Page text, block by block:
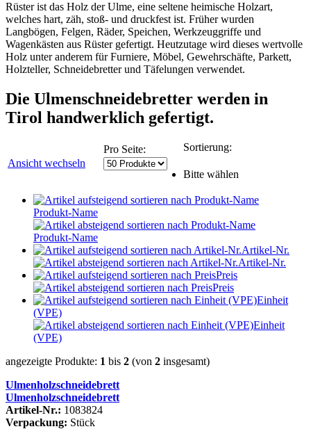
Rüster ist das Holz der Ulme, eine seltene heimische Holzart,
welches hart, zäh, stoß- und druckfest ist. Früher wurden
Langbögen, Felgen, Räder, Speichen, Werkzeuggriffe und
Wagenkästen aus Rüster gefertigt. Heutzutage wird dieses wertvolle
Holz unter anderem für Furniere, Möbel, Gewehrschäfte, Parkett,
Holzteller, Schneidebretter und Täfelungen verwendet.
Die Ulmenschneidebretter werden in
Tirol handwerklich gefertigt.
Ansicht wechseln
Pro Seite: Sortierung:
Bitte wählen
Produkt-Name
Produkt-Name
Artikel-Nr.
Artikel-Nr.
Preis
Preis
Einheit
(VPE)
Einheit
(VPE)
angezeigte Produkte: 1 bis 2 (von 2 insgesamt)
Ulmenholzschneidebrett
Ulmenholzschneidebrett
Artikel-Nr.: 1083824
Verpackung: Stück